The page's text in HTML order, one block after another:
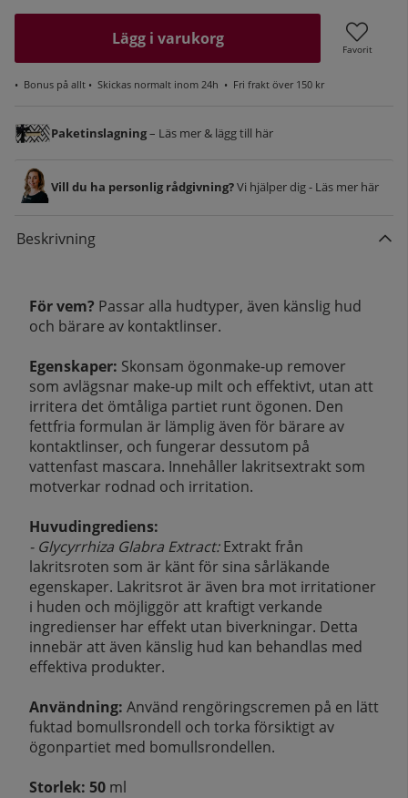
Lägg i varukorg
Favorit
• Bonus på allt • Skickas normalt inom 24h • Fri frakt över 150 kr
Paketinslagning– Läs mer & lägg till här
Vill du ha personlig rådgivning?Vi hjälper dig - Läs mer här
Beskrivning
För vem? Passar alla hudtyper, även känslig hud
och bärare av kontaktlinser.
Egenskaper: Skonsam ögonmake-up remover
som avlägsnar make-up milt och effektivt, utan att
irritera det ömtåliga partiet runt ögonen. Den
fettfria formulan är lämplig även för bärare av
kontaktlinser, och fungerar dessutom på
vattenfast mascara. Innehåller lakritsextrakt som
motverkar rodnad och irritation.
Huvudingrediens:
- Glycyrrhiza Glabra Extract:Extrakt från
lakritsroten som är känt för sina sårläkande
egenskaper. Lakritsrot är även bra mot irritationer
i huden och möjliggör att kraftigt verkande
ingredienser har effekt utan biverkningar. Detta
innebär att även känslig hud kan behandlas med
effektiva produkter.
Användning: Använd rengöringscremen på en lätt
fuktad bomullsrondell och torka försiktigt av
ögonpartiet med bomullsrondellen.
Storlek: 50 ml